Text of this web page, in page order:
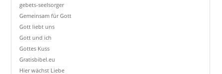
gebets-seelsorger
Gemeinsam für Gott
Gott liebt uns
Gott und ich
Gottes Kuss
Gratisbibel.eu
Hier wächst Liebe